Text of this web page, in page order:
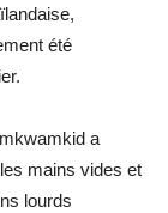
été
a
mains vides et
lourds